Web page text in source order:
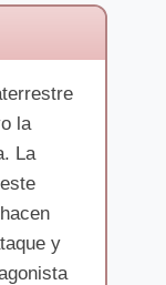
la
La
y